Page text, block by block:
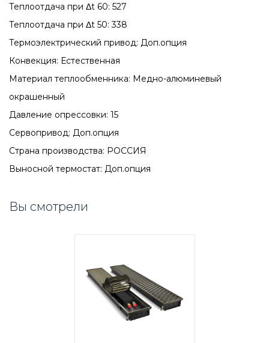
Теплоотдача при Δt 60: 527
Теплоотдача при Δt 50: 338
Термоэлектрический привод: Доп.опция
Конвекция: Естественная
Материал теплообменника: Медно-алюминевый
окрашенный
Давление опрессовки: 15
Сервопривод: Доп.опция
Страна производства: РОССИЯ
Выносной термостат: Доп.опция
Вы смотрели